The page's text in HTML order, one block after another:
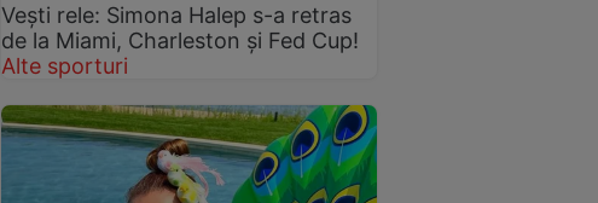
Vești rele: Simona Halep s-a retras
de la Miami, Charleston și Fed Cup!
Alte sporturi